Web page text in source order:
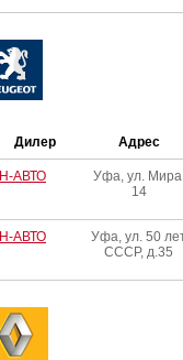
Дилер Адрес
АВТО
Уфа, ул.
14
АВТО
Уфа, ул. 50
СССР, д.35